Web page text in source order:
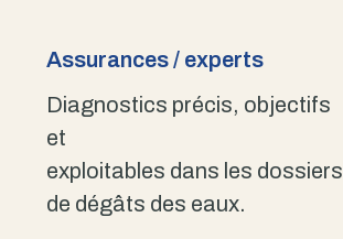
Assurances / experts
Diagnostics précis, objectifs
et
exploitables dans les dossiers
de dégâts des eaux.